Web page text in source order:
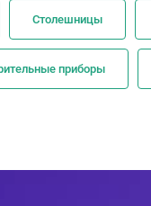
Столешницы
приборы